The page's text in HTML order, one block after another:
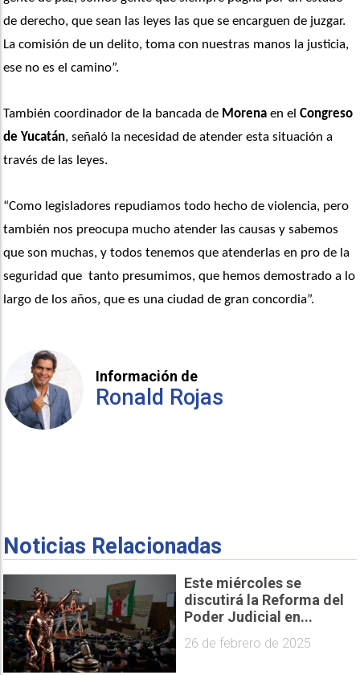
de derecho, que sean las leyes las que se encarguen de juzgar.
La comisión de un delito, toma con nuestras manos la justicia,
ese no es el camino”.
También coordinador de la bancada de Morena en el Congreso
de Yucatán, señaló la necesidad de atender esta situación a
través de las leyes.
“Como legisladores repudiamos todo hecho de violencia, pero
también nos preocupa mucho atender las causas y sabemos
que son muchas, y todos tenemos que atenderlas en pro de la
seguridad que  tanto presumimos, que hemos demostrado a lo
largo de los años, que es una ciudad de gran concordia”.
Información de
Ronald Rojas
Noticias Relacionadas
Este miércoles se
discutirá la Reforma del
Poder Judicial en...
26 de febrero de 2025